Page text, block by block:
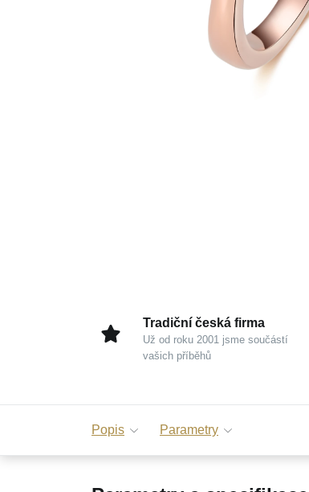
Tradiční česká firma
Už od roku 2001 jsme součástí
vašich příběhů
Popis Parametry